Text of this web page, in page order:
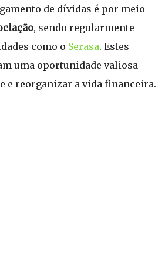
de dívidas é por meio
, sendo regularmente
como o Serasa. Estes
uma oportunidade valiosa
e reorganizar a vida financeira.